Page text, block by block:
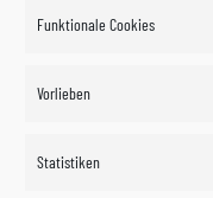
Funktionale Cookies
Vorlieben
Statistiken